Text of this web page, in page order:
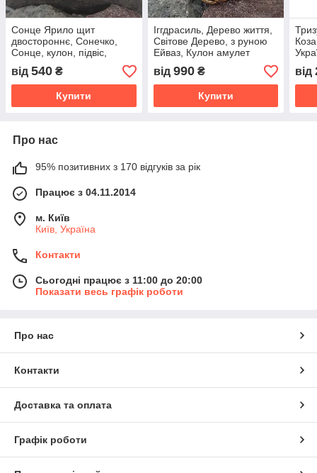
Сонце Ярило щит
двостороннє, Сонечко,
Сонце, кулон, підвіс,
амулет, талісман
від 540 ₴
Купити
Іггдрасиль, Дерево життя,
Світове Дерево, з руною
Ейваз, Кулон амулет
від 990₴
Купити
від
Про нас
95% позитивних з 170 відгуків за рік
Працює з 04.11.2014
м. Київ
Київ, Україна
Контакти
Сьогодні працює з 11:00 до 20:00
Показати весь графік роботи
Про нас
Контакти
Доставка та оплата
Графік роботи